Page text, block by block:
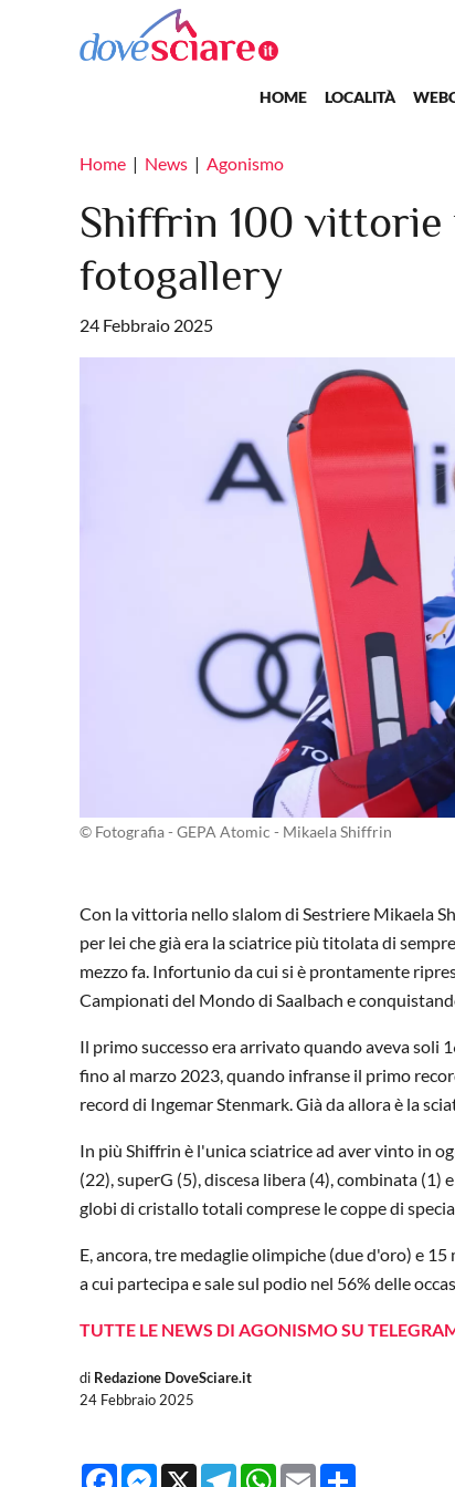
Salta al contenuto principale
Main navigation
HOME LOCALITÀ
Home News Agonismo
Shiffrin 100 vittorie
fotogallery
24 Febbraio 2025
© Fotografia - GEPA Atomic - Mikaela Shiffrin
Con la vittoria nello slalom di Sestriere Mikaela
per lei che già era la sciatrice più titolata di
mezzo fa. Infortunio da cui si è prontamente
Campionati del Mondo di Saalbach e
Il primo successo era arrivato quando aveva soli
fino al marzo 2023, quando infranse il primo
record di Ingemar Stenmark. Già da allora è la
In più Shiffrin è l'unica sciatrice ad aver vinto in
(22), superG (5), discesa libera (4), combinata
globi di cristallo totali comprese le coppe di
E, ancora, tre medaglie olimpiche (due d'oro) e
a cui partecipa e sale sul podio nel 56% delle
TUTTE LE NEWS DI AGONISMO SU
di Redazione DoveSciare.it
24 Febbraio 2025
FacebookMessenger
X TelegramWhatsApp
Email